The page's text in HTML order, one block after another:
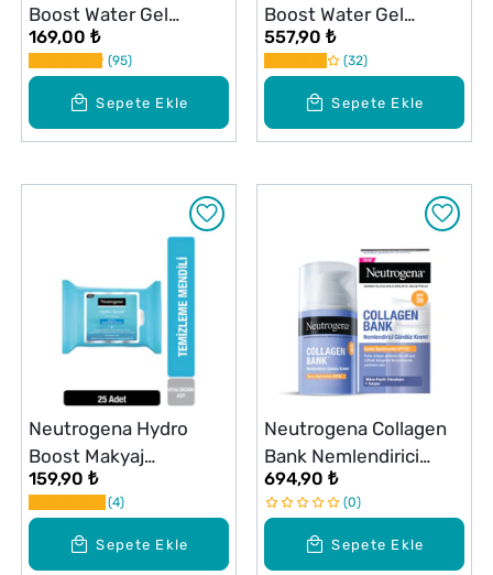
Sepete Ekle
Boost Water Gel
Temizleyici 200 ml
169,00 ₺
95
Sepete Ekle
Boost Water Gel
Nemlendirici Normal
Ciltler 50 ml
557,90 ₺
32
Sepete Ekle
Neutrogena Hydro
Boost Makyaj
Temizleme Mendili 25'li
159,90 ₺
4
Sepete Ekle
Neutrogena Collagen
Bank Nemlendirici
Gündüz Kremi SPF30
50 ml
694,90 ₺
0